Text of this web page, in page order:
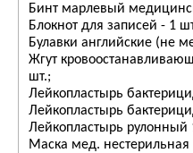
Бинт марлевый
Блокнот для записей - 1
Булавки английские (не
Жгут
шт.;
Лейкопластырь
Лейкопластырь
Лейкопластырь рулонный
Маска мед.